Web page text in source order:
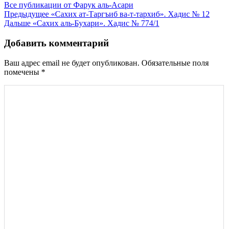
Все публикации от Фарук аль-Асари
Навигация
по
записям
Предыдущее «Сахих ат-Таргъиб ва-т-тархиб». Хадис № 12
Дальше «Сахих аль-Бухари». Хадис № 774/1
Добавить комментарий
Ваш адрес email не будет опубликован. Обязательные поля
помечены *